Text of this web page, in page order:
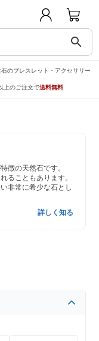
search
のブレスレット・アクセサリー
上のご注文で送料無料
徴の天然石です。
ることもあります。
非常に希少な石とし
詳しく知る